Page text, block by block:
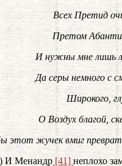
Всех Претид
Претом
И нужны мне лишь
Да серы немного с
Широкого,
О Воздух благой,
этот жучек вмиг
И Менандр [41] неплохо